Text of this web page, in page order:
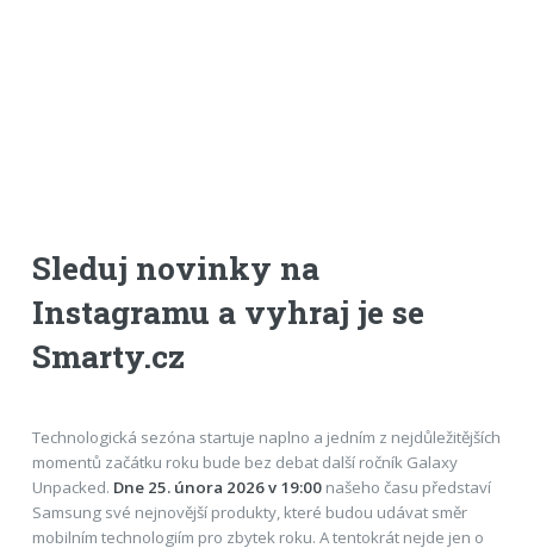
Sleduj novinky na
Instagramu a vyhraj je se
Smarty.cz
Technologická sezóna startuje naplno a jedním z nejdůležitějších
momentů začátku roku bude bez debat další ročník Galaxy
Unpacked. Dne 25. února 2026 v 19:00 našeho času představí
Samsung své nejnovější produkty, které budou udávat směr
mobilním technologiím pro zbytek roku. A tentokrát nejde jen o